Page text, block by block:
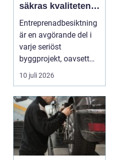
säkras kvaliteten i
byggprojekt
Entreprenadbesiktning
är en avgörande del i
varje seriöst
byggprojekt, oavsett
om det handlar om en
10 juli 2026